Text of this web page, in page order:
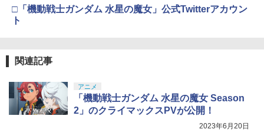
□「機動戦士ガンダム 水星の魔女」公式Twitterアカウン
ト
関連記事
アニメ
「機動戦士ガンダム 水星の魔女 Season
2」のクライマックスPVが公開！
2023年6月20日